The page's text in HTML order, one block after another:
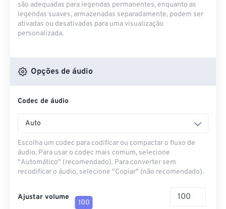
são adequadas para legendas permanentes, enquanto as
legendas suaves, armazenadas separadamente, podem ser
ativadas ou desativadas para uma visualização
personalizada.
Opções de áudio
Codec de áudio
Auto
Escolha um codec para codificar ou compactar o fluxo de
áudio. Para usar o codec mais comum, selecione
"Automático" (recomendado). Para converter sem
recodificar o áudio, selecione "Copiar" (não recomendado).
Ajustar volume
100